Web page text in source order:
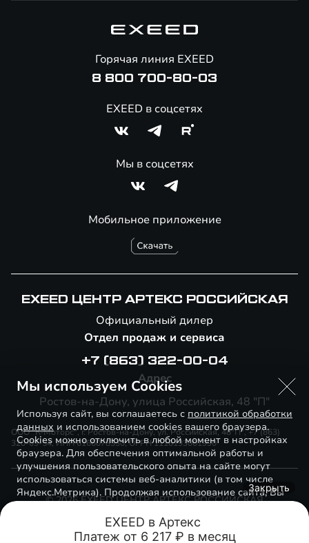
Помощь на дорогах
Специальные предложения
Мобильное приложение
Горячая линия EXEED
8 800 700-80-03
EXEED в соцсетях
Мы в соцсетях
EXEED ЦЕНТР АРТЕКС РОССИЙСКАЯ
Официальный дилер
Отдел продаж и сервиса
+7 (863) 322-00-04
Адрес
Ростов-на-Дону, улица Российская, 48 "П"
ООО "К-Моторс", г. Ростов-на-Дону, ул. Российская, 48"П", +7 (863)
320-09-54, ИНН 6166078330, ОГРН 1116193001990
© 2026 EXEED ЦЕНТР АРТЕКС РОССИЙСКАЯ
Правовая информация
Мы используем Cookies
Используя сайт, вы соглашаетесь с политикой обработки
данных и использованием cookies вашего браузера.
Cookies можно отключить в любой момент в настройках
браузера. Для обеспечения оптимальной работы и
улучшения пользовательского опыта на сайте могут
использоваться системы веб-аналитики (в том числе
Яндекс.Метрика). Продолжая использование сайта, Вы
соглашаетесь с применением указанных технологий и
размещением cookie-файлов.
Закрыть
EXEED в Артекс
Платеж от 6 217 ₽ в месяц